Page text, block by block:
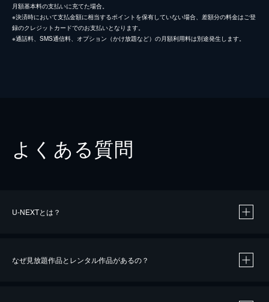
月額基本料の支払いに充てた場合。
※決済時において支払金額に相当するポイントを保有していない場合、差額分の料金はご登
録のクレジットカードでのお支払いとなります。
※通話料、SMS通信料、オプション（かけ放題など）の月額利用料は別途発生します。
よくある質問
U-NEXTとは？
なぜ見放題作品とレンタル作品があるの？